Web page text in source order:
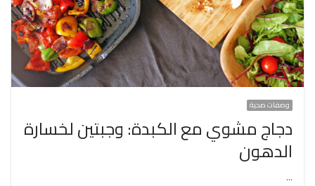
وصفات صحية
دجاج مشوي مع الكبدة: وجبتين لخسارة
الدهون
…